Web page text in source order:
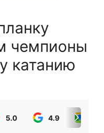
чемпионы
катанию
5.0 4.9